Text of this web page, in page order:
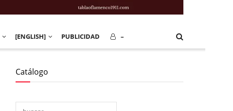
[ENGLISH] PUBLICIDAD –
Catálogo